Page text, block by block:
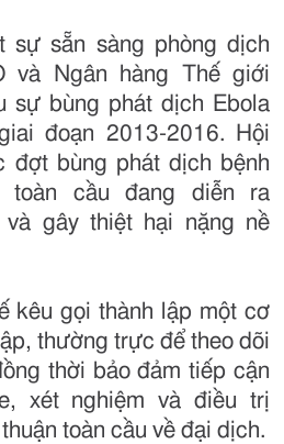
sự sẵn sàng phòng dịch
và Ngân hàng Thế giới
sự bùng phát dịch Ebola
đoạn 2013-2016. Hội
đợt bùng phát dịch bệnh
toàn cầu đang diễn ra
và gây thiệt hại nặng nề
kêu gọi thành lập một cơ
thường trực để theo dõi
thời bảo đảm tiếp cận
xét nghiệm và điều trị
toàn cầu về đại dịch.